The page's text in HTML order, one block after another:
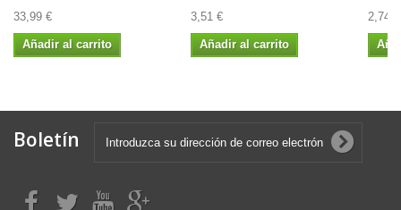
33,99 €
Añadir al carrito
3,51 €
Añadir al carrito
2,74 €
Boletín